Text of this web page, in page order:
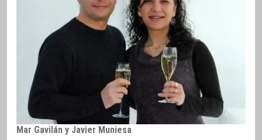
Mar Gavilán y Javier Muniesa